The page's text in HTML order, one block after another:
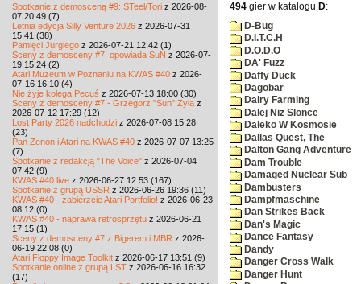
Spotkanie z demosceną #9: STeel/Tori z 2026-08-
07 20:49 (7)
Letnia edycja Silly Venture 2026 z 2026-07-31
15:41 (38)
Pamięci Jurgiego z 2026-07-21 12:42 (1)
Sceny z demosceny #7: opowiada SuN z 2026-07-
19 15:24 (2)
Atari Muzeum w Poznaniu na KWAS #40 z 2026-
07-16 16:10 (4)
Nie żyje kolega Pecuś z 2026-07-13 18:00 (30)
Sceny z demosceny #7 - Grzegorz "Sun" Żyła z
2026-07-12 17:29 (12)
Lost Party 2026 nadchodzi z 2026-07-08 15:28
(23)
Pan Zenon i Atari na KWAS #40 z 2026-07-07 13:25
(7)
Spotkanie z redakcją "The Voice" z 2026-07-04
07:42 (9)
KWAS #40 live z 2026-06-27 12:53 (167)
Spotkanie z grupą USSR z 2026-06-26 19:36 (11)
KWAS #40 - zabierzcie Atari Portfolio! z 2026-06-23
08:12 (0)
KWAS #40 - naprawa retrosprzętu z 2026-06-21
17:15 (1)
Sceny z demosceny #7 z Bigerem i MBR z 2026-
06-19 22:08 (0)
Atari Floppy Image Toolkit z 2026-06-17 13:51 (9)
Spotkanie online z grupą LST z 2026-06-16 16:32
(17)
494 gier w katalogu D:
D-Bug
D.I.T.C.H
D.O.D.O
DA' Fuzz
Daffy Duck
Dagobar
Dairy Farming
Dalej Niz Slonce
Daleko W Kosmosie
Dallas Quest, The
Dalton Gang Adventure
Dam Trouble
Damaged Nuclear Sub
Dambusters
Dampfmaschine
Dan Strikes Back
Dan's Magic
Dance Fantasy
Dandy
Danger Cross Walk
Danger Hunt